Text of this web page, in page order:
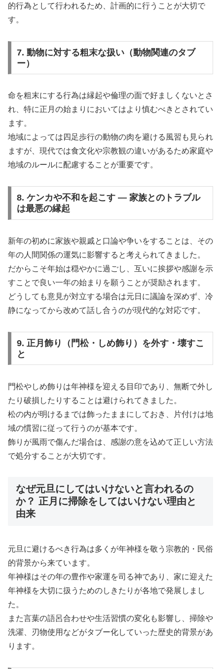
的行為として行われるため、計画的に行うことが大切で
す。
7. 動物に対する粗末な扱い（動物関連のタブ
ー）
命を粗末にする行為は縁起や倫理の面で好ましくないとさ
れ、特に正月の始まりにおいてはより慎むべきとされてい
ます。
地域によっては四足歩行の動物の肉を避ける風習も見られ
ますが、現代では食文化や宗教観の違いがあるため家庭や
地域のルールに配慮することが重要です。
8. ケンカや不和を起こす — 家族とのトラブル
は最悪の縁起
新年の初めに家族や親戚と口論や争いをすることは、その
年の人間関係の運気に影響すると考えられてきました。
だからこそ年始は穏やかに過ごし、互いに挨拶や感謝を示
すことで良い一年の始まりを願うことが奨励されます。
どうしても意見が対立する場合は元日に議論を深めず、冷
静になってから改めて話し合うのが現代的な対応です。
9. 正月飾り（門松・しめ飾り）を外す・壊すこ
と
門松やしめ飾りは年神様を迎える目印であり、無断で外し
たり破損したりすることは避けられてきました。
松の内が明けるまでは飾ったままにしておき、片付けは地
域の慣習に従って行うのが基本です。
飾りが風雨で傷んだ場合は、感謝の意を込めて正しい方法
で処分することが大切です。
なぜ元旦にしてはいけないと言われるの
か？ 正月に掃除をしてはいけない理由と
由来
元旦に避けるべき行為は多くが年神様を敬う宗教的・民俗
的背景から来ています。
年神様はその年の豊作や家運を司る神であり、家に迎えた
年神様を大切に扱うためのしきたりが各地で発展しまし
た。
また言葉の語呂合わせや生活習慣の変化も影響し、掃除や
洗濯、刃物使用などがタブー化していった歴史的背景があ
ります。